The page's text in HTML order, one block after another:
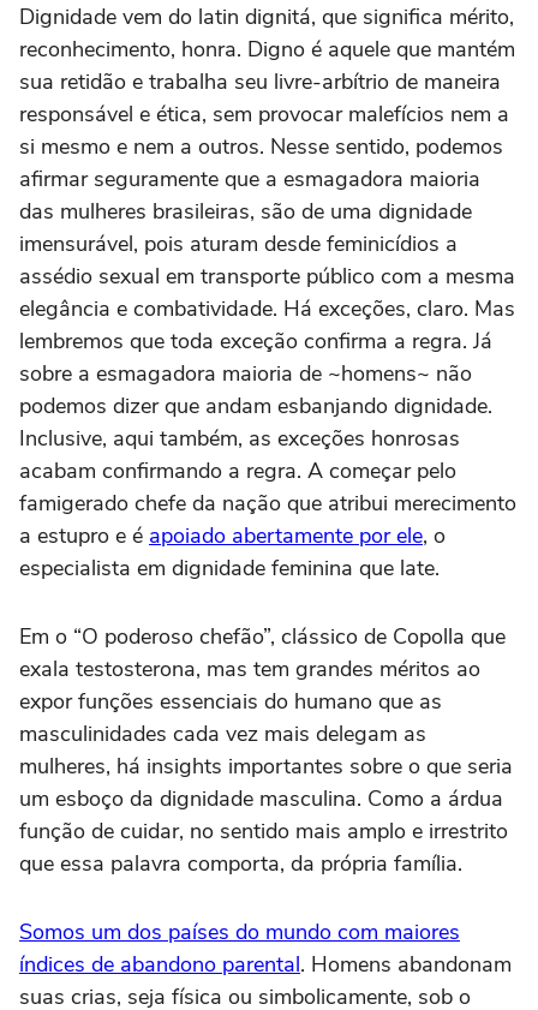
Dignidade vem do latin dignitá, que significa mérito,
reconhecimento, honra. Digno é aquele que mantém
sua retidão e trabalha seu livre-arbítrio de maneira
responsável e ética, sem provocar malefícios nem a
si mesmo e nem a outros. Nesse sentido, podemos
afirmar seguramente que a esmagadora maioria
das mulheres brasileiras, são de uma dignidade
imensurável, pois aturam desde feminicídios a
assédio sexual em transporte público com a mesma
elegância e combatividade. Há exceções, claro. Mas
lembremos que toda exceção confirma a regra. Já
sobre a esmagadora maioria de ~homens~ não
podemos dizer que andam esbanjando dignidade.
Inclusive, aqui também, as exceções honrosas
acabam confirmando a regra. A começar pelo
famigerado chefe da nação que atribui merecimento
a estupro e é apoiado abertamente por ele, o
especialista em dignidade feminina que late.
Em o “O poderoso chefão”, clássico de Copolla que
exala testosterona, mas tem grandes méritos ao
expor funções essenciais do humano que as
masculinidades cada vez mais delegam as
mulheres, há insights importantes sobre o que seria
um esboço da dignidade masculina. Como a árdua
função de cuidar, no sentido mais amplo e irrestrito
que essa palavra comporta, da própria família.
Somos um dos países do mundo com maiores
índices de abandono parental. Homens abandonam
suas crias, seja física ou simbolicamente, sob o